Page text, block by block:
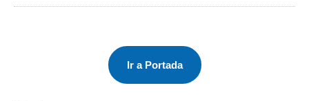
Ir a Portada